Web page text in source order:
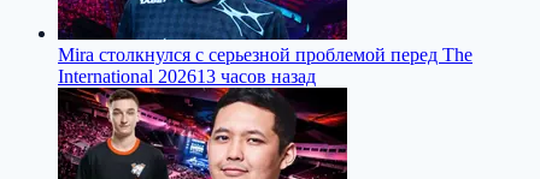
Mira столкнулся с серьезной проблемой перед The
International 202613 часов назад